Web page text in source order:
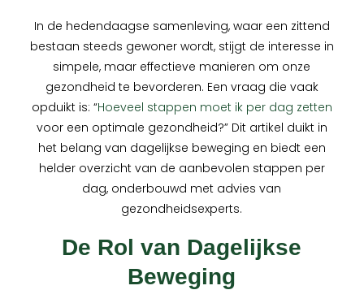
In de hedendaagse samenleving, waar een zittend
bestaan steeds gewoner wordt, stijgt de interesse in
simpele, maar effectieve manieren om onze
gezondheid te bevorderen. Een vraag die vaak
opduikt is: “Hoeveel stappen moet ik per dag zetten
voor een optimale gezondheid?” Dit artikel duikt in
het belang van dagelijkse beweging en biedt een
helder overzicht van de aanbevolen stappen per
dag, onderbouwd met advies van
gezondheidsexperts.
De Rol van Dagelijkse
Beweging